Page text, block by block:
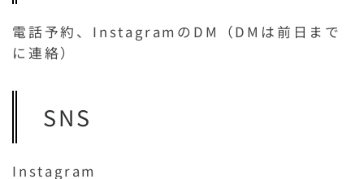
電話予約、InstagramのDM（DMは前日まで
に連絡）
SNS
Instagram